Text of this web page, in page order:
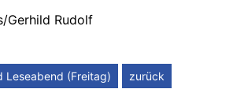
Gerhild Rudolf
Leseabend (Freitag) zurück